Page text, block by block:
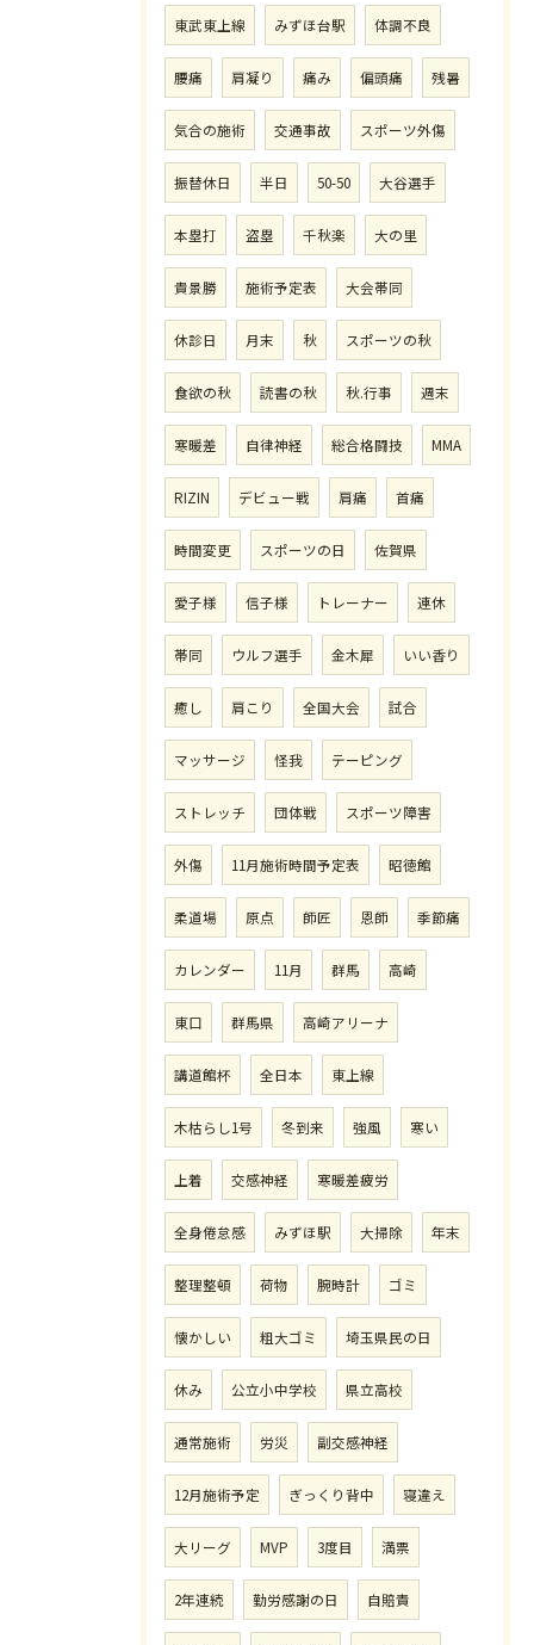
東武東上線 みずほ台駅 体調不良
腰痛 肩凝り 痛み 偏頭痛 残暑
気合の施術 交通事故 スポーツ外傷
振替休日 半日 50-50 大谷選手
本塁打 盗塁 千秋楽 大の里
貴景勝 施術予定表 大会帯同
休診日 月末 秋 スポーツの秋
食欲の秋 読書の秋 秋.行事 週末
寒暖差 自律神経 総合格闘技 MMA
RIZIN デビュー戦 肩痛 首痛
時間変更 スポーツの日 佐賀県
愛子様 信子様 トレーナー 連休
帯同 ウルフ選手 金木犀 いい香り
癒し 肩こり 全国大会 試合
マッサージ 怪我 テーピング
ストレッチ 団体戦 スポーツ障害
外傷 11月施術時間予定表 昭徳館
柔道場 原点 師匠 恩師 季節痛
カレンダー 11月 群馬 高崎
東口 群馬県 高崎アリーナ
講道館杯 全日本 東上線
木枯らし1号 冬到来 強風 寒い
上着 交感神経 寒暖差疲労
全身倦怠感 みずほ駅 大掃除 年末
整理整頓 荷物 腕時計 ゴミ
懐かしい 粗大ゴミ 埼玉県民の日
休み 公立小中学校 県立高校
通常施術 労災 副交感神経
12月施術予定 ぎっくり背中 寝違え
大リーグ MVP 3度目 満票
2年連続 勤労感謝の日 自賠責